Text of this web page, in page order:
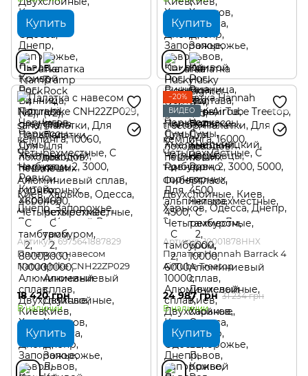
Купить Купить
Артикул: 6975641887829
Палатка с навесом
Naturehike CNH22ZP029
18 420 грн
В наличии
Купить
−20%
ВИДЕО
Артикул: 10001878HHX
Палатка Hannah Barrack 4
AirTube Treetop
24 987 грн 31 234 грн
В наличии
Купить